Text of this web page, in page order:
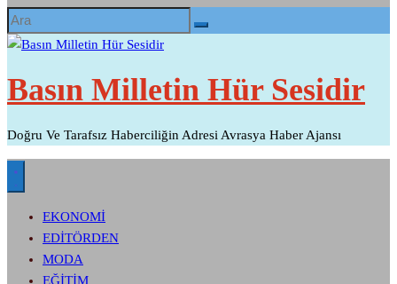
Basın Milletin Hür Sesidir
Doğru Ve Tarafsız Haberciliğin Adresi Avrasya Haber Ajansı
EKONOMİ
EDİTÖRDEN
MODA
EĞİTİM